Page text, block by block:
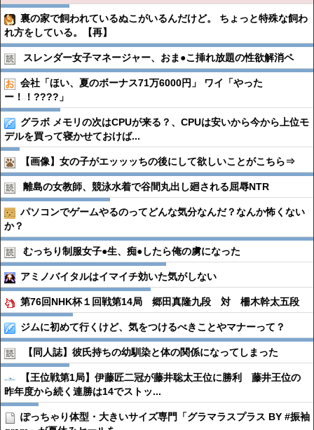
裏の家で飼われているぬこがいるんだけど。 ちょっと特殊な飼わ
れ方をしている。【再】
スレンダー女子マネージャー、おま●︎こ挿れ放題の性欲解消ペ
会社「ほい、夏のボーナス71万6000円」 ワイ「やった
ー！！????」
グラボ メモリの次はCPUが来る？、CPUは安いから今から上位モ
デルを買って寝かせておけば...
【画像】女の子がエッッッちの後にして欲しいことがこちら⇒
離島の女教師、競泳水着で谷間丸出し廻される屈辱NTR
パソコンでゲームやるのってどんな気分なんだ？なんか怖くない
か？
むっちり制服女子●︎生、痴●︎したら俺の虜になった
アミノバイタルはイマイチ効いた気がしない
第76回NHK杯１回戦第14局 郷田真隆九段 対 柵木幹太五段
ジムに初めて行くけど、気をつけるべきことやマナーって？
【同人誌】彼氏持ちの幼馴染と体の関係になってしまった
【王位戦第1局】伊藤匠二冠が藤井聡太王位に勝利 藤井王位の
昨年度から続く連勝は14でストッ...
ぽっちゃり体型・大きいサイズ専門「グラマラスプラス BY #振袖